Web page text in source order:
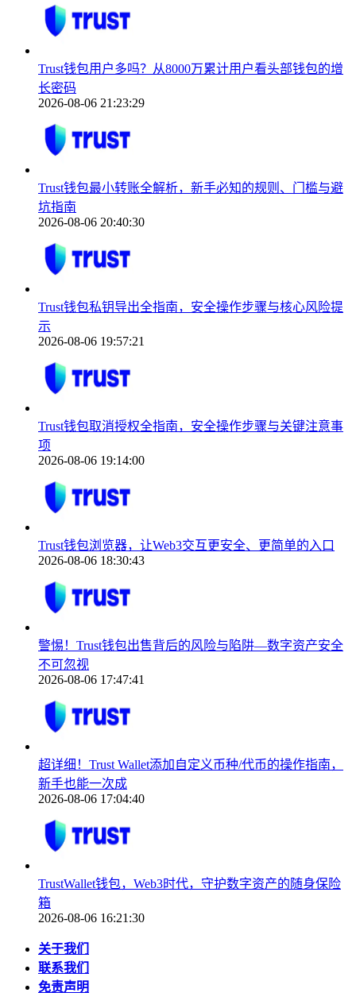
Trust钱包用户多吗？从8000万累计用户看头部钱包的增
长密码
2026-08-06 21:23:29
Trust钱包最小转账全解析，新手必知的规则、门槛与避
坑指南
2026-08-06 20:40:30
Trust钱包私钥导出全指南，安全操作步骤与核心风险提
示
2026-08-06 19:57:21
Trust钱包取消授权全指南，安全操作步骤与关键注意事
项
2026-08-06 19:14:00
Trust钱包浏览器，让Web3交互更安全、更简单的入口
2026-08-06 18:30:43
警惕！Trust钱包出售背后的风险与陷阱—数字资产安全
不可忽视
2026-08-06 17:47:41
超详细！Trust Wallet添加自定义币种/代币的操作指南，
新手也能一次成
2026-08-06 17:04:40
TrustWallet钱包，Web3时代，守护数字资产的随身保险
箱
2026-08-06 16:21:30
关于我们
联系我们
免责声明